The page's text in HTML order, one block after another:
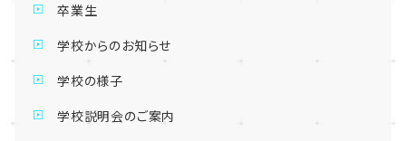
卒業生
学校からのお知らせ
学校の様子
学校説明会のご案内